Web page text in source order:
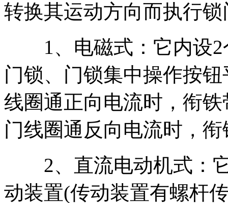
转换其运动方向而执行
1、电磁式：它内设2
门锁、门锁集中操作按
线圈通正向电流时，衔
门线圈通反向电流时，
2、直流电动机式：它
动装置(传动装置有螺杆